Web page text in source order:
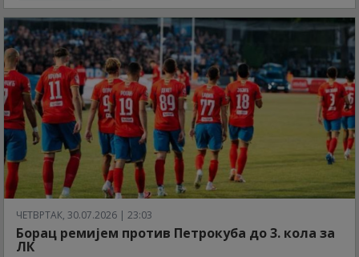
ЧЕТВРТАК, 30.07.2026 | 23:03
Борац ремијем против Петрокуба до 3. кола за
ЛК